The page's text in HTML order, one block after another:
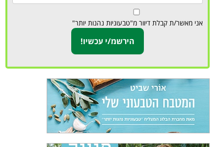
אני מאשר/ת קבלת דיוור מ"טבעוניות נהנות יותר"